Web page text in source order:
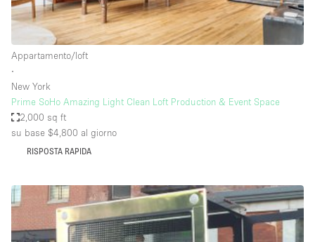
Impianto audiovisivo
Industriale
Internet
Livello strada
Luce Diurna
Magazzino
Piano terra
Raw
Appartamento/loft
∙
New York
Prime SoHo Amazing Light Clean Loft Production & Event Space
2,000 sq ft
su base $4,800 al giorno
RISPOSTA RAPIDA